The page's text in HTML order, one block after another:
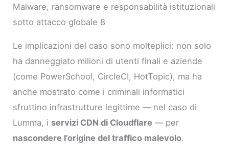
Malware, ransomware e responsabilità istituzionali
sotto attacco globale 8
Le implicazioni del caso sono molteplici: non solo
ha danneggiato milioni di utenti finali e aziende
(come PowerSchool, CircleCI, HotTopic), ma ha
anche mostrato come i criminali informatici
sfruttino infrastrutture legittime — nel caso di
Lumma, i servizi CDN di Cloudflare — per
nascondere l’origine del traffico malevolo.